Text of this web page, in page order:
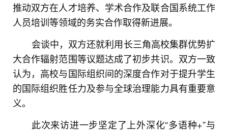
推动双方在人才培养、学术合作及联合国系统工作
人员培训等领域的务实合作取得新进展。
会谈中，双方还就利用长三角高校集群优势扩
大合作辐射范围等议题达成了初步共识。双方一致
认为，高校与国际组织间的深度合作对于提升学生
的国际组织胜任力及参与全球治理能力具有重要意
义。
此次来访进一步坚定了上外深化“多语种+”与